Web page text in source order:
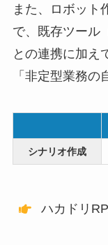
また、ロボット
で、既存ツール
との連携に加え
「非定型業務の
シナリオ作成
ハカドリ